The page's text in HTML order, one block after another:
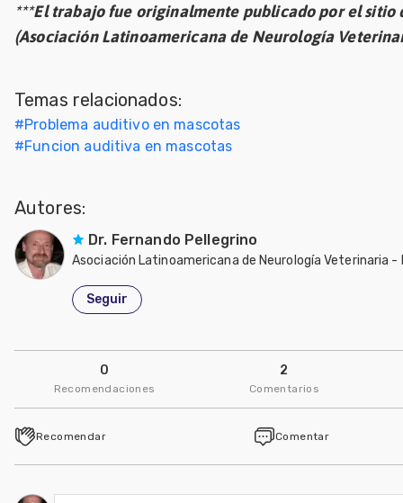
***El trabajo fue originalmente publicado por el sitio
(Asociación Latinoamericana de Neurología
Temas relacionados:
#Problema auditivo en mascotas
#Funcion auditiva en mascotas
Autores:
Dr. Fernando Pellegrino
Asociación Latinoamericana de Neurología Veterinaria -
Seguir
0
Recomendaciones
2
Comentarios
Recomendar Comentar